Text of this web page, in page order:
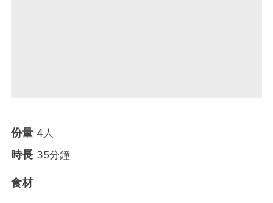
份量 4人
時長 35分鐘
食材